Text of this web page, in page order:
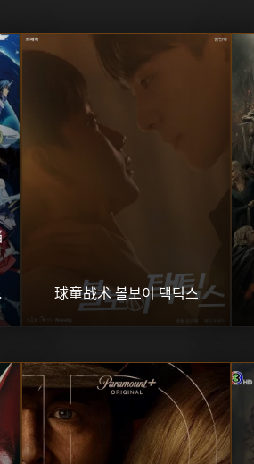
球童战术 볼보이 택틱스